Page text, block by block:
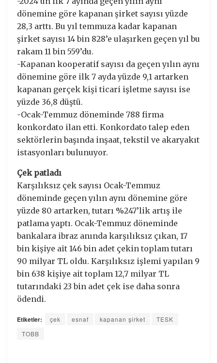
dönemine göre kapanan şirket sayısı yüzde
28,3 arttı. Bu yıl temmuza kadar kapanan
şirket sayısı 14 bin 828’e ulaşırken geçen yıl bu
rakam 11 bin 559’du.
-Kapanan kooperatif sayısı da geçen yılın aynı
dönemine göre ilk 7 ayda yüzde 9,1 artarken
kapanan gerçek kişi ticari işletme sayısı ise
yüzde 36,8 düştü.
-Ocak-Temmuz döneminde 788 firma
konkordato ilan etti. Konkordato talep eden
sektörlerin başında inşaat, tekstil ve akaryakıt
istasyonları bulunuyor.
Çek patladı
Karşılıksız çek sayısı Ocak-Temmuz
döneminde geçen yılın aynı dönemine göre
yüzde 80 artarken, tutarı %247’lik artış ile
patlama yaptı. Ocak-Temmuz döneminde
bankalara ibraz anında karşılıksız çıkan, 17
bin kişiye ait 146 bin adet çekin toplam tutarı
90 milyar TL oldu. Karşılıksız işlemi yapılan 9
bin 638 kişiye ait toplam 12,7 milyar TL
tutarındaki 23 bin adet çek ise daha sonra
ödendi.
Etiketler: çek esnaf kapanan şirket
TESK
TOBB